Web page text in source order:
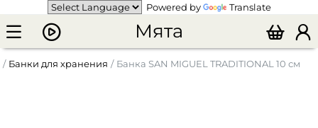
Powered by Translate
Мята
Банки для хранения Банка SAN MIGUEL TRADITIONAL 10 см